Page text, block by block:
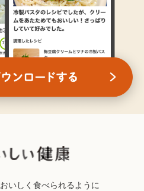
おいしく食べられるように